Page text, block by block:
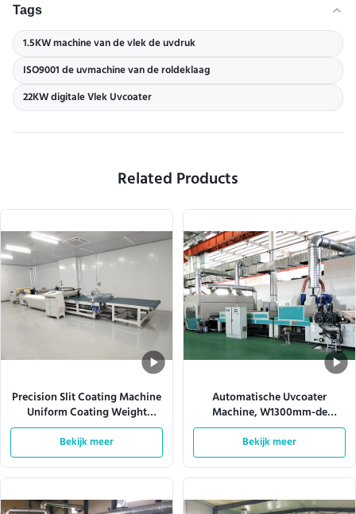
Tags
1.5KW machine van de vlek de uvdruk
ISO9001 de uvmachine van de roldeklaag
22KW digitale Vlek Uvcoater
Related Products
Precision Slit Coating Machine
Uniform Coating Weight
Verstelbare matrijzen
Bekijk meer
Automatische Uvcoater
Machine, W1300mm-de
Productielijn van de Nevelverf
Bekijk meer